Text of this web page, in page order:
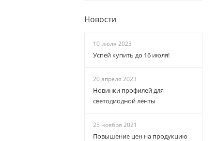
Новости
10 июля 2023
Успей купить до 16 июля!
20 апреля 2023
Новинки профилей для
светодиодной ленты
25 ноября 2021
Повышение цен на продукцию